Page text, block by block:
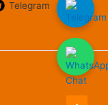
Telegram